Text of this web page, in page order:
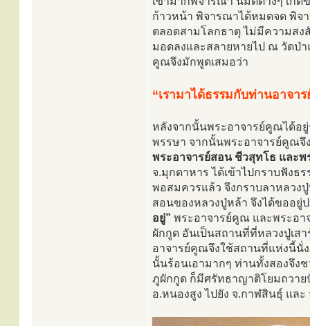
ก้าวหน้า พิจารณาได้หมดจด พิจ
ตลอดสามโลกธาตุ ไม่มีความสง
มอดลงและสลายหายไป ณ วัดป่
คูณจึงมักพูดเสมอว่า
“เรามาได้ธรรมกับท่านอาจา
หลังจากนั้นพระอาจารย์คูณได้อ
พรรษา จากนั้นพระอาจารย์คูณจึ
พระอาจารย์สอน ชีวสุทโธ และ
จ.มุกดาหาร ได้เข้าไปกราบฟังธ
พอสมควรแล้ว จึงกราบลาหลวง
สอนของหลวงปู่หล้า จึงได้ขออ
อยู่” พระอาจารย์คูณ และพระอา
ผักกูด อันเป็นสถานที่ที่หลวงปู่เส
อาจารย์คูณจึงใช้สถานที่แห่งนี้นั่
นั้นร้อนเอามากๆ ท่านทั้งสองจึง
ภูผักกูด ก็มีศรัทธาญาติโยมถวาย
อ.หนองสูง ไปยัง จ.กาฬสินธุ์ แล